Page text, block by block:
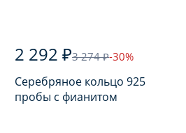
2 292 ₽3 274 ₽-30%
Серебряное кольцо 925
пробы с фианитом